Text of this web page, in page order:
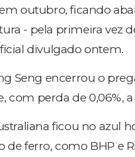
outubro, ficando
- pela primeira vez
divulgado ontem.
Seng encerrou o
perda de 0,06%, a
ficou no azul
ferro, como BHP e